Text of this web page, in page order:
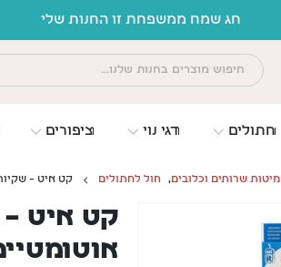
חתולים דגי נוי ציפורים
מיטות שרותים וכלובים, חול לחתולים קט איט –
קט איט –